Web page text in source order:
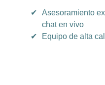
✔
Asesoramiento
chat en vivo
✔
Equipo de alta